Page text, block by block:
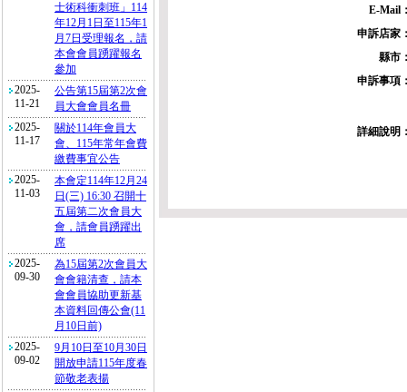
士術科衝刺班」114
年12月1日至115年1
月7日受理報名，請
本會會員踴躍報名
參加
2025-
11-21
公告第15屆第2次會
員大會會員名冊
2025-
11-17
關於114年會員大
會、115年常年會費
繳費事宜公告
2025-
11-03
本會定114年12月24
日(三) 16:30 召開十
五屆第二次會員大
會，請會員踴躍出
席
2025-
09-30
為15屆第2次會員大
會會籍清查，請本
會會員協助更新基
本資料回傳公會(11
月10日前)
2025-
09-02
9月10日至10月30日
開放申請115年度春
節敬老表揚
E-Mail
申訴店家
縣市
申訴事項
詳細說明